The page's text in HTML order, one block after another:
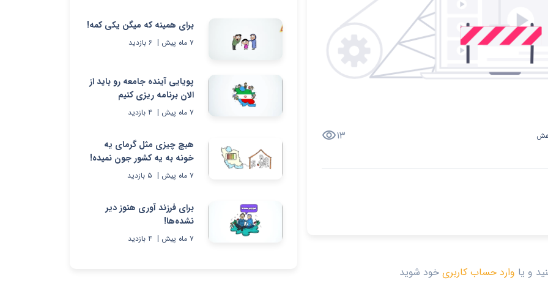
۱۳visibility
و یا وارد حساب کاربری خود شوید
برای همینه که میگن یکی کمه!
۷ ماه پیش | ۶ بازدید
پویایی آینده جامعه رو باید از
الان برنامه ریزی کنیم
۷ ماه پیش | ۴ بازدید
هیچ چیزی مثل گرمای یه
خونه به یه کشور جون نمیده!
۷ ماه پیش | ۵ بازدید
برای فرزند آوری هنوز دیر
نشده‌ها!
۷ ماه پیش | ۴ بازدید